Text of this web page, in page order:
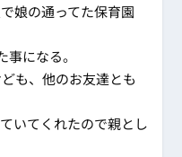
娘の通ってた保育園
になる。
も、他のお友達とも
いてくれたので親とし